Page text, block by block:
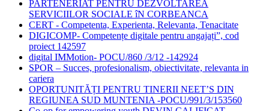
PARTENERIAT PENTRU DEZVOLTAREA
SERVICIILOR SOCIALE îN CORBEANCA
CERT - Competenta, Experienta, Relevanta, Tenacitate
DIGICOMP- Competențe digitale pentru angajați”, cod
proiect 142597
digital IMMotion- POCU/860 /3/12 -142924
SPOR – Succes, profesionalism, obiectivitate, relevanta in
cariera
OPORTUNITĂȚI PENTRU TINERII NEET’S DIN
REGIUNEA SUD MUNTENIA -POCU/991/3/153560